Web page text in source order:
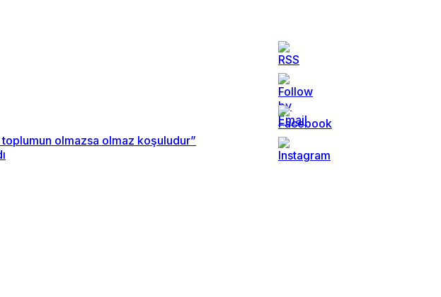
olmazsa olmaz koşuludur”